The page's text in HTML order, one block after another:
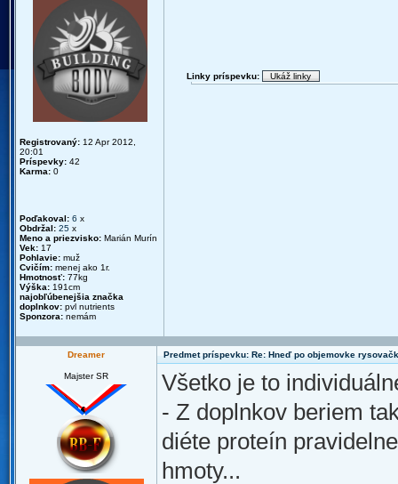
Registrovaný: 12 Apr 2012,
20:01
Príspevky: 42
Karma: 0
Poďakoval: 6 x
Obdržal: 25 x
Meno a priezvisko: Marián Murín
Vek: 17
Pohlavie: muž
Cvičím: menej ako 1r.
Hmotnosť: 77kg
Výška: 191cm
najobľúbenejšia značka
doplnkov: pvl nutrients
Sponzora: nemám
Linky príspevku:
Dreamer Predmet príspevku: Re: Hneď po objemovke
Majster SR
Všetko je to
- Z doplnkov beriem
diéte proteín
hmoty...